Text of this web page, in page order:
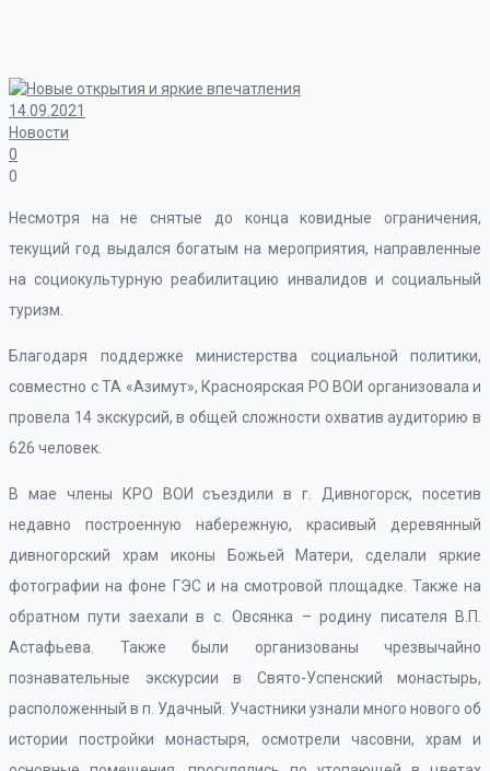
14.09.2021
Новости
0
0
Несмотря на не снятые до конца ковидные ограничения,
текущий год выдался богатым на мероприятия, направленные
на социокультурную реабилитацию инвалидов и социальный
туризм.
Благодаря поддержке министерства социальной политики,
совместно с ТА «Азимут», Красноярская РО ВОИ организовала и
провела 14 экскурсий, в общей сложности охватив аудиторию в
626 человек.
В мае члены КРО ВОИ съездили в г. Дивногорск, посетив
недавно построенную набережную, красивый деревянный
дивногорский храм иконы Божьей Матери, сделали яркие
фотографии на фоне ГЭС и на смотровой площадке. Также на
обратном пути заехали в с. Овсянка – родину писателя В.П.
Астафьева. Также были организованы чрезвычайно
познавательные экскурсии в Свято-Успенский монастырь,
расположенный в п. Удачный. Участники узнали много нового об
истории постройки монастыря, осмотрели часовни, храм и